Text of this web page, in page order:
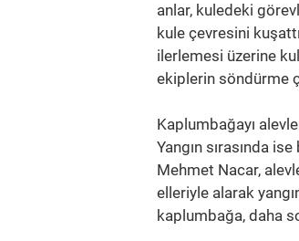
anlar, kuledeki
kule çevresini
ilerlemesi üzerine
ekiplerin söndürme
Kaplumbağayı
Yangın sırasında
Mehmet Nacar,
elleriyle alarak
kaplumbağa, daha